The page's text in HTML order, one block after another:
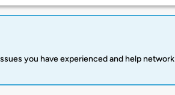
you have experienced and help network